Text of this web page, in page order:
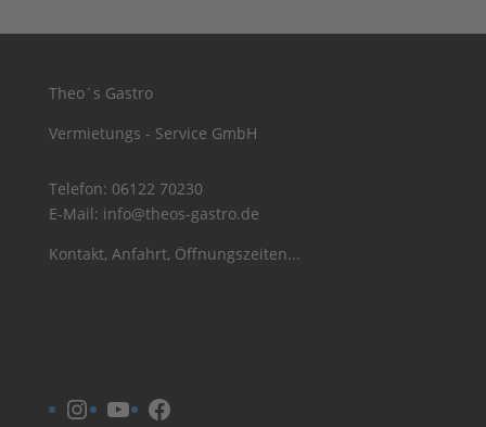
Theo´s Gastro
Vermietungs - Service GmbH
Telefon: 06122 70230
E-Mail: info@theos-gastro.de
Kontakt, Anfahrt, Öffnungszeiten...
Instagram
YouTubeFacebook